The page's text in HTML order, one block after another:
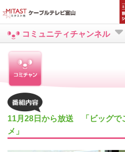
コミュニティチャンネル
11月28日から放送 「ビッグで
メ」